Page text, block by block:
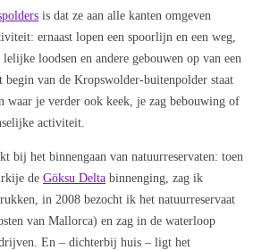
is dat ze aan alle kanten omgeven
ernaast lopen een spoorlijn en een weg,
loodsen en andere gebouwen op van een
begin van de Kropswolder-buitenpolder staat
waar je verder ook keek, je zag bebouwing of
activiteit.
bij het binnengaan van natuurreservaten: toen
de Göksu Delta binnenging, zag ik
in 2008 bezocht ik het natuurreservaat
van Mallorca) en zag in de waterloop
En – dichterbij huis – ligt het